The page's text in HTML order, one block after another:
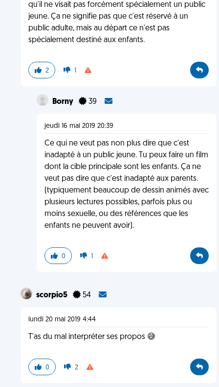
qu'il ne visait pas forcément spécialement un public
jeune. Ça ne signifie pas que c'est réservé à un
public adulte, mais au départ ce n'est pas
spécialement destiné aux enfants.
2 1
Borny 39
jeudi 16 mai 2019 20:39
Ce qui ne veut pas non plus dire que c'est
inadapté à un public jeune. Tu peux faire un film
dont la cible principale sont les enfants. Ça ne
veut pas dire que c'est inadapté aux parents.
(typiquement beaucoup de dessin animés avec
plusieurs lectures possibles, parfois plus ou
moins sexuelle, ou des références que les
enfants ne peuvent avoir).
0 1
scorpio5 54
lundi 20 mai 2019 4:44
T'as du mal interpréter ses propos 😅
0 2